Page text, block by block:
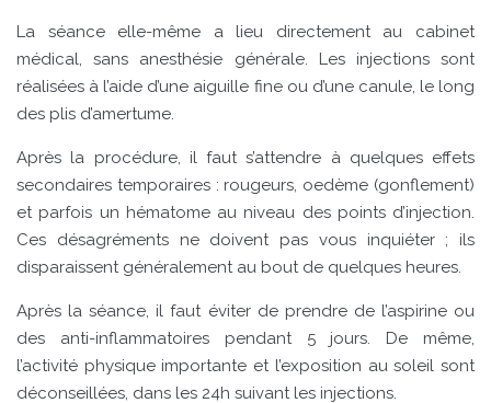
La séance elle-même a lieu directement au cabinet
médical, sans anesthésie générale. Les injections sont
réalisées à l’aide d’une aiguille fine ou d’une canule, le long
des plis d’amertume.
Après la procédure, il faut s’attendre à quelques effets
secondaires temporaires : rougeurs, oedème (gonflement)
et parfois un hématome au niveau des points d’injection.
Ces désagréments ne doivent pas vous inquiéter ; ils
disparaissent généralement au bout de quelques heures.
Après la séance, il faut éviter de prendre de l’aspirine ou
des anti-inflammatoires pendant 5 jours. De même,
l’activité physique importante et l’exposition au soleil sont
déconseillées, dans les 24h suivant les injections.